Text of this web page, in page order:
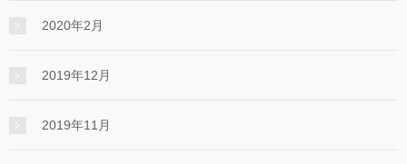
2020年2月
2019年12月
2019年11月